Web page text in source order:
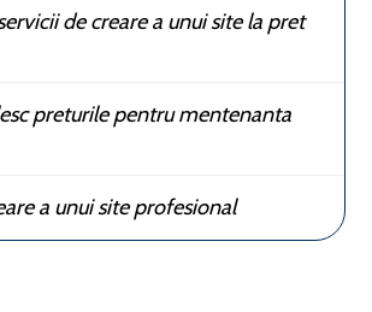
de creare a unui site la pret
preturile pentru mentenanta
a unui site profesional